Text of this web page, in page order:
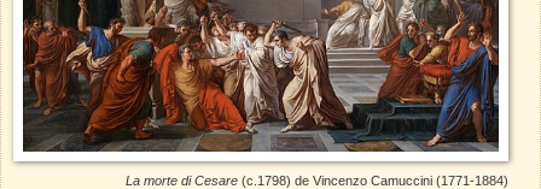
La morte di Cesare (c.1798) de Vincenzo Camuccini (1771-1884)